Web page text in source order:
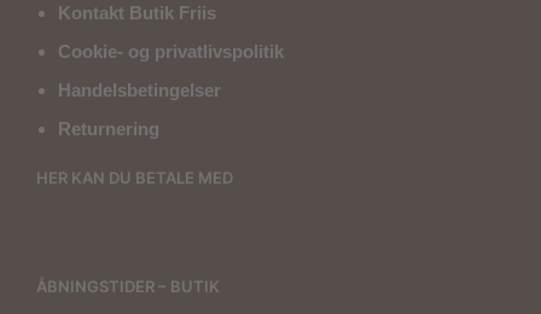
Kontakt Butik Friis
Cookie- og privatlivspolitik
Handelsbetingelser
Returnering
HER KAN DU BETALE MED
ÅBNINGSTIDER – BUTIK